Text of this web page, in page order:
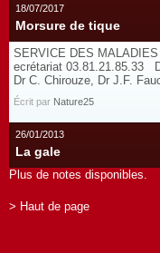
18/07/2017
Morsure de tique
SERVICE DES
ecrétariat 03.81.21.85.33
Dr C. Chirouze, Dr J.F.
Écrit par Nature25
26/01/2013
La gale
Plus de notes disponibles.
> Haut de page